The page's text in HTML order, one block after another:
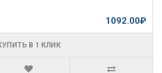
1092.00₽
В 1 КЛИК